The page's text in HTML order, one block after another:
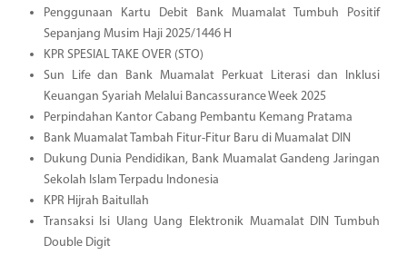
Penggunaan Kartu Debit Bank Muamalat Tumbuh Positif
Sepanjang Musim Haji 2025/1446 H
KPR SPESIAL TAKE OVER (STO)
Sun Life dan Bank Muamalat Perkuat Literasi dan Inklusi
Keuangan Syariah Melalui Bancassurance Week 2025
Perpindahan Kantor Cabang Pembantu Kemang Pratama
Bank Muamalat Tambah Fitur-Fitur Baru di Muamalat DIN
Dukung Dunia Pendidikan, Bank Muamalat Gandeng Jaringan
Sekolah Islam Terpadu Indonesia
KPR Hijrah Baitullah
Transaksi Isi Ulang Uang Elektronik Muamalat DIN Tumbuh
Double Digit